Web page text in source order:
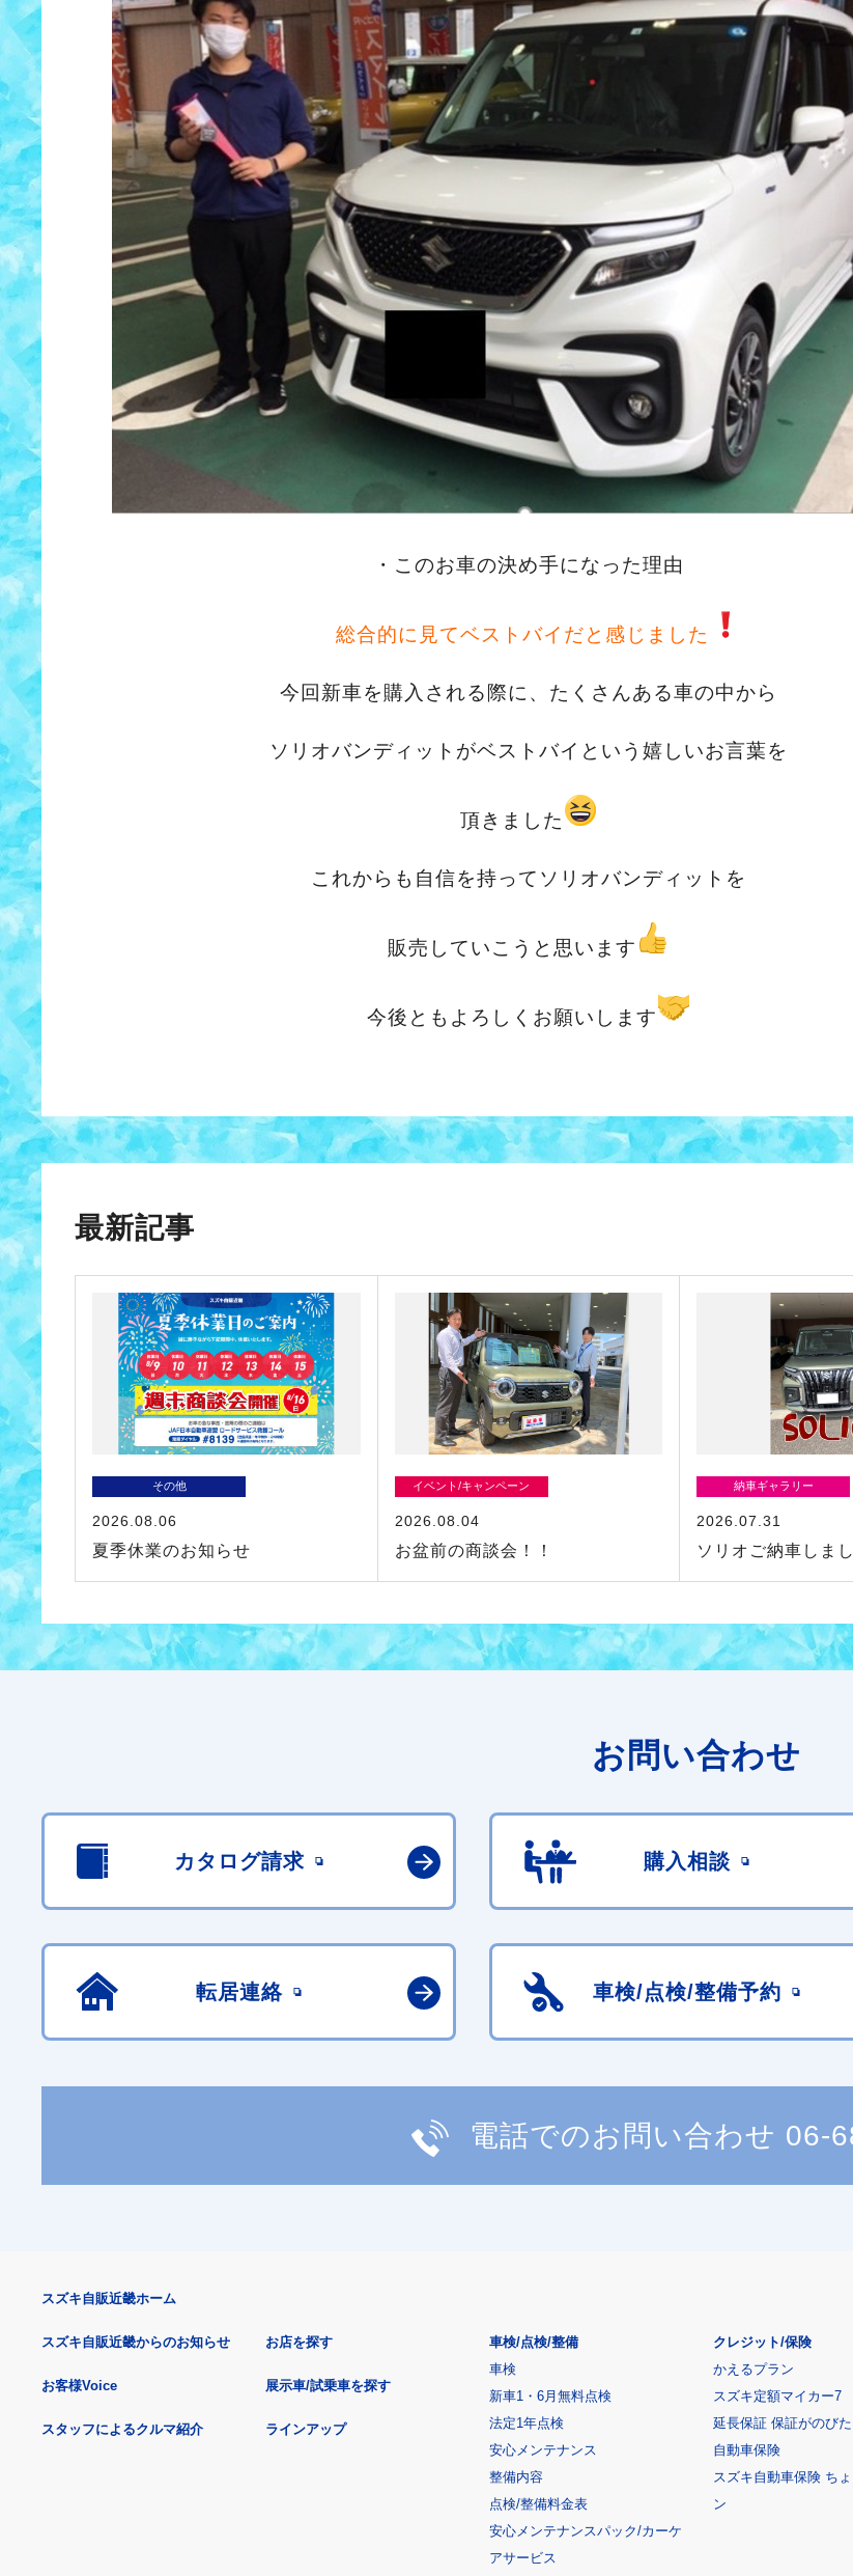
・このお車の決め手になった理由
総合的に見てベストバイだと感じました
今回新車を購入される際に、たくさんある車の中から
ソリオバンディットがベストバイという嬉しいお言葉を
頂きました
これからも自信を持ってソリオバンディットを
販売していこうと思います
今後ともよろしくお願いします
最新記事
その他
2026.08.06
夏季休業のお知らせ
イベント/キャンペーン
2026.08.04
お盆前の商談会！！
納車ギャラリー
2026.07.31
ソリオご納車しまし
お問い合わせ
カタログ請求 購入相談
転居連絡 車検/点検/整備予約
電話でのお問い合わせ 06-
スズキ自販近畿ホーム
スズキ自販近畿からのお知らせ
お客様Voice
スタッフによるクルマ紹介
お店を探す
展示車/試乗車を探す
ラインアップ
車検/点検/整備
車検
新車1・6月無料点検
法定1年点検
安心メンテナンス
整備内容
点検/整備料金表
安心メンテナンスパック/カーケ
アサービス
クレジット/保険
かえるプラン
スズキ定額マイカー7
延長保証 保証がのびた
自動車保険
スズキ自動車保険 ち
ン